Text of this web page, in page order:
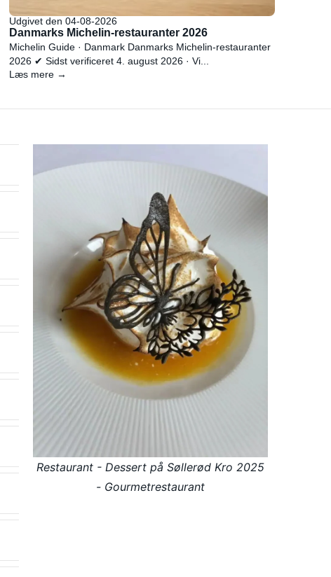
Udgivet den 04-08-2026
Danmarks Michelin-restauranter 2026
Michelin Guide · Danmark Danmarks Michelin-restauranter
2026 ✔ Sidst verificeret 4. august 2026 · Vi...
Læs mere →
Restaurant - Dessert på Søllerød Kro 2025
- Gourmetrestaurant